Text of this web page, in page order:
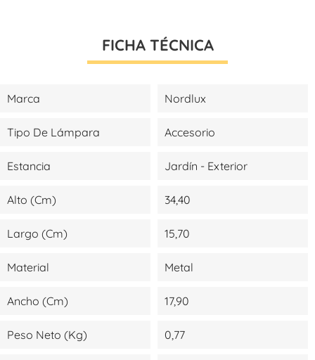
FICHA TÉCNICA
Marca Nordlux
Tipo De Lámpara Accesorio
Estancia Jardín - Exterior
Alto (cm) 34,40
Largo (cm) 15,70
Material Metal
Ancho (cm) 17,90
Peso Neto (kg) 0,77